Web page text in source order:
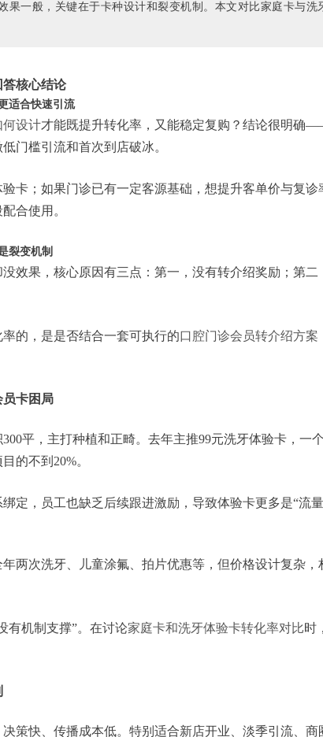
果一般，关键在于卡种设计和裂变机制。本文对比家庭卡与洗
答核心结论
适合快速引流
何设计才能既提升转化率，又能稳定复购？结论很明确
门槛引流和首次到店破冰。
卡；如果门诊已有一定客源基础，想提升客单价与复
合使用。
裂变机制
效果，核心原因有三点：第一，没有转介绍奖励；第
的，是是否结合一套可执行的口腔门诊会员转介绍方案
员卡困局
平，主打种植和正畸。去年主推99元洗牙体验卡，一
的不到20%。
定，员工也缺乏后续跟进激励，导致体验卡更多是“流量
两次洗牙、儿童涂氟、拍片优惠等，但价格设计复杂
有机制支撑”。在讨论家庭卡和洗牙体验卡转化率对比时
策快、传播成本低。特别适合新店开业、淡季引流、商